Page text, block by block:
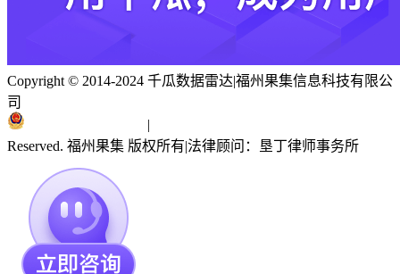
Copyright © 2014-2024 千瓜数据雷达|福州果集信息科技有限公
司
|
Reserved. 福州果集 版权所有|法律顾问：垦丁律师事务所